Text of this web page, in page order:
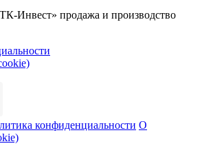
Инвест» продажа и производство
конфиденциальности О